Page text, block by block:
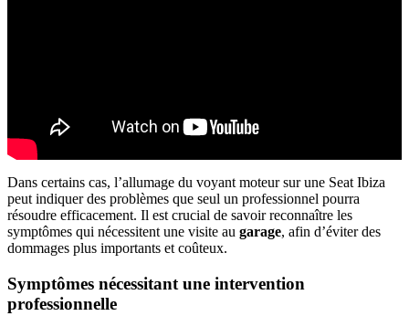
Dans certains cas, l’allumage du voyant moteur sur une Seat Ibiza
peut indiquer des problèmes que seul un professionnel pourra
résoudre efficacement. Il est crucial de savoir reconnaître les
symptômes qui nécessitent une visite au garage, afin d’éviter des
dommages plus importants et coûteux.
Symptômes nécessitant une intervention
professionnelle